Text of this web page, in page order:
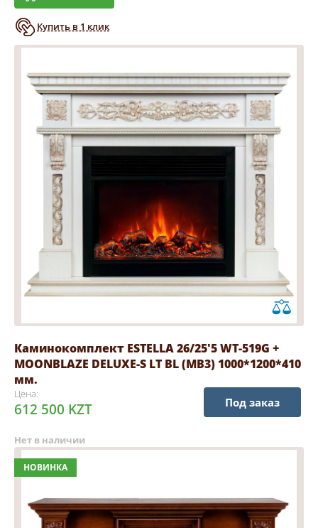
Купить в 1 клик
Каминокомплект ESTELLA 26/25'5 WT-519G +
MOONBLAZE DELUXE-S LT BL (MB3) 1000*1200*410
мм.
Цена:
612 500 KZT
Нет в наличии
Под заказ
НОВИНКА